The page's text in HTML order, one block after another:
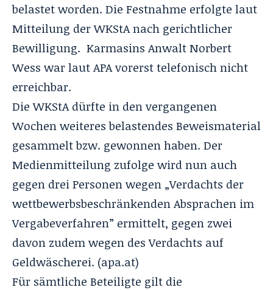
belastet worden. Die Festnahme erfolgte laut
Mitteilung der WKStA nach gerichtlicher
Bewilligung. Karmasins Anwalt Norbert
Wess war laut APA vorerst telefonisch nicht
erreichbar.
Die WKStA dürfte in den vergangenen
Wochen weiteres belastendes Beweismaterial
gesammelt bzw. gewonnen haben. Der
Medienmitteilung zufolge wird nun auch
gegen drei Personen wegen „Verdachts der
wettbewerbsbeschränkenden Absprachen im
Vergabeverfahren” ermittelt, gegen zwei
davon zudem wegen des Verdachts auf
Geldwäscherei. (apa.at)
Für sämtliche Beteiligte gilt die